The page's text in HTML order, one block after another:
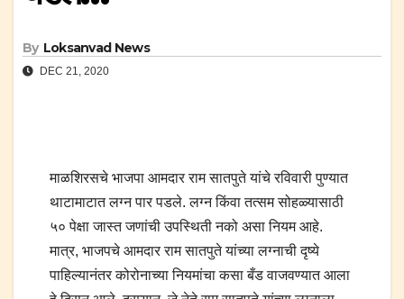
By Loksanvad News
DEC 21, 2020
माळशिरसचे भाजपा आमदार राम सातपुते यांचे रविवारी पुण्यात
थाटामाटात लग्न पार पडले. लग्न किंवा तत्सम सोहळ्यासाठी
५० पेक्षा जास्त जणांची उपस्थिती नको असा नियम आहे.
मात्र, भाजपचे आमदार राम सातपुते यांच्या लग्नाची दृष्ये
पाहिल्यानंतर कोरोनाच्या नियमांचा कसा बँड वाजवण्यात आला